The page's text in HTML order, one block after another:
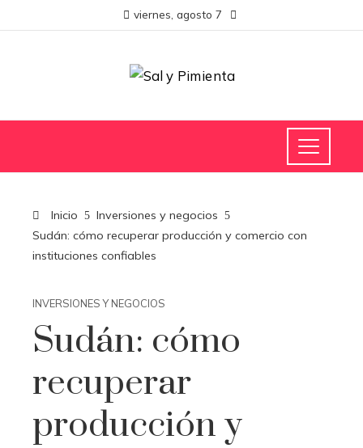
viernes, agosto 7
Inicio
Inversiones y negocios
Sudán: cómo recuperar producción y comercio con
instituciones confiables
INVERSIONES Y NEGOCIOS
Sudán: cómo
recuperar
producción y